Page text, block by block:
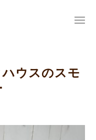
ウスのスモ